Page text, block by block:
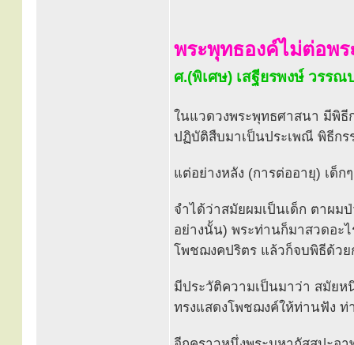
พระพุทธองค์ไม่ต่อพ
ศ.(พิเศษ) เสฐียรพงษ์ วรร
ในแวดวงพระพุทธศาสนา มีพิธี
ปฏิบัติสืบมาเป็นประเพณี พิธีกร
แต่อย่างหลัง (การต่ออายุ) เด็
จำได้ว่าสมัยผมเป็นเด็ก ตาผ
อย่างนั้น) พระท่านก็มาสวดอะ
โพชฌงคปริตร แล้วก็จบพิธีด้วย
มีประวัติความเป็นมาว่า สมัยห
ทรงแสดงโพชฌงค์ให้ท่านฟัง ท่